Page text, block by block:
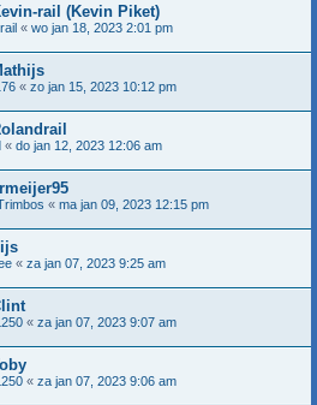
rail (Kevin Piket)
« wo jan 18, 2023 2:01 pm
« zo jan 15, 2023 10:12 pm
« do jan 12, 2023 12:06 am
« ma jan 09, 2023 12:15 pm
« za jan 07, 2023 9:25 am
« za jan 07, 2023 9:07 am
« za jan 07, 2023 9:06 am